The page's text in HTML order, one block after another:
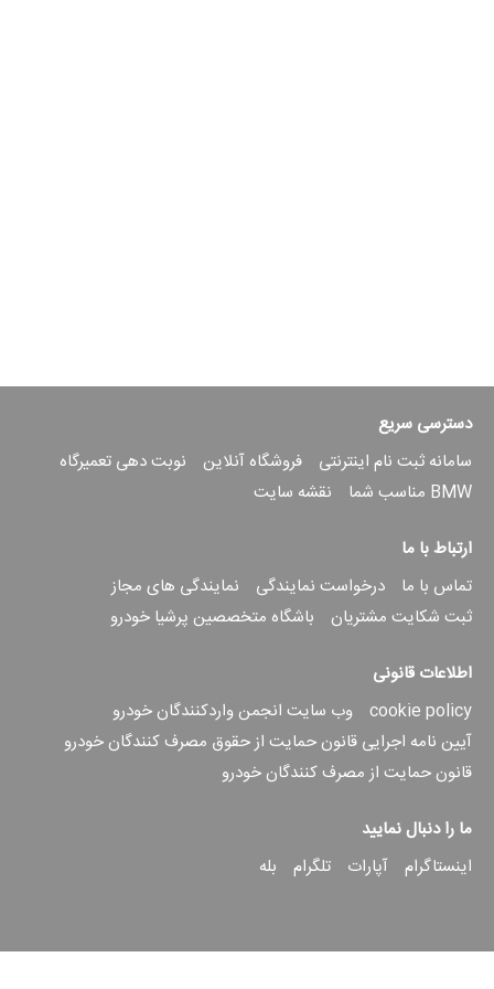
دسترسی سریع
سامانه ثبت نام اینترنتی
فروشگاه آنلاین
نوبت دهی تعمیرگاه
BMW مناسب شما
نقشه سایت
ارتباط با ما
تماس با ما
درخواست نمایندگی
نمایندگی های مجاز
ثبت شکایت مشتریان
باشگاه متخصصین پرشیا خودرو
اطلاعات قانونی
cookie policy وب سایت انجمن واردکنندگان خودرو
آیین نامه اجرایی قانون حمایت از حقوق مصرف کنندگان خودرو
قانون حمایت از مصرف کنندگان خودرو
ما را دنبال نمایید
اینستاگرام آپارات تلگرام بله